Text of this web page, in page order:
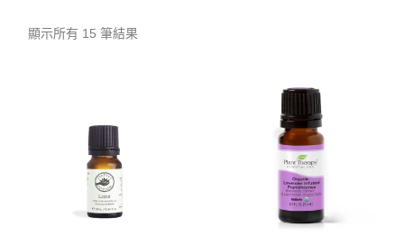
顯示所有 15 筆結果